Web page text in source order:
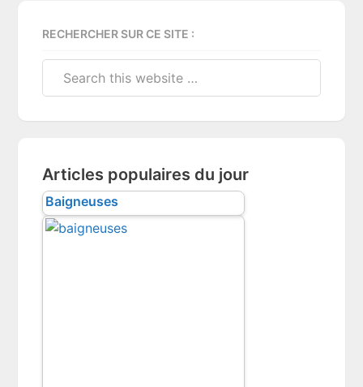
RECHERCHER SUR CE SITE :
Articles populaires du jour
Baigneuses